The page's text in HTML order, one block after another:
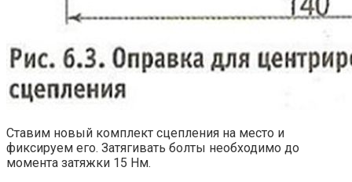
Ставим новый комплект сцепления на место и
фиксируем его. Затягивать болты необходимо до
момента затяжки 15 Нм.